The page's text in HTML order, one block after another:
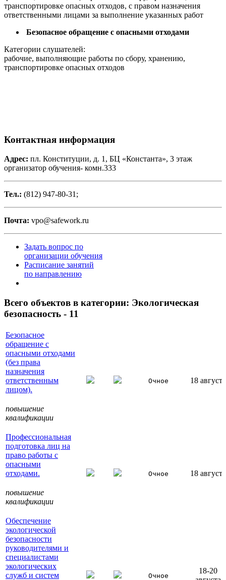
транспортировке опасных отходов, с правом назначения
ответственными лицами за выполнение указанных работ
Безопасное обращение с опасными отходами
Категории слушателей:
рабочие, выполняющие работы по сбору, хранению,
транспортировке опасных отходов
Контактная информация
Адрес: пл. Конституции, д. 1, БЦ «Константа», 3 этаж
организатор обучения- комн.333
Тел.: (812) 947-80-31;
Почта: vpo@safework.ru
Задать вопрос по
организации обучения
Расписание занятий
по направлению
Всего объектов в категории: Экологическая
безопасность - 11
Безопасное
обращение с
опасными отходами
(без права
назначения
ответственным
лицом).
повышение
квалификации
Очное 18 августа
Профессиональная
подготовка лиц на
право работы с
опасными
отходами.
повышение
квалификации
Очное 18 августа
Обеспечение
экологической
безопасности
руководителями и
специалистами
экологических
служб и систем
Очное
18-20